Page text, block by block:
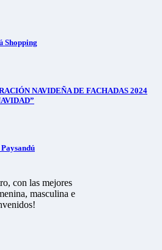
Shopping
NAVIDEÑA DE FACHADAS 2024
con las mejores
masculina e